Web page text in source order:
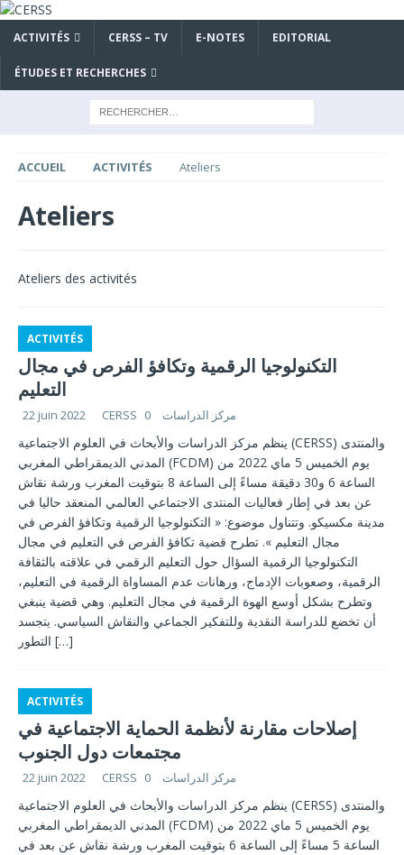
ACTIVITÉS CERSS – TV E-NOTES EDITORIAL
ÉTUDES ET RECHERCHES
ACCUEIL ACTIVITÉS Ateliers
Ateliers
Ateliers des activités
ACTIVITÉS
التكنولوجيا الرقمية وتكافؤ الفرص في مجال
التعليم
22 juin 2022 CERSS مركز الدراسات 0
ينظم مركز الدراسات والأبحاث في العلوم الاجتماعية (CERSS) والمنتدى
المدني الديمقراطي المغربي (FCDM) يوم الخميس 5 ماي 2022 من
الساعة 6 و30 دقيقة مساءً إلى الساعة 8 بتوقيت المغرب ورشة نقاش
عن بعد في إطار فعاليات المنتدى الاجتماعي العالمي المنعقد حاليا في
مدينة مكسيكو. وتتناول موضوع: « التكنولوجيا الرقمية وتكافؤ الفرص في
مجال التعليم ». تطرح قضية تكافؤ الفرص في التعليم في مجال
التكنولوجيا الرقمية السؤال حول التعليم الرقمي في علاقته بالثقافة
الرقمية، وصعوبات الإدماج، ورهانات عدم المساواة الرقمية في التعليم،
وتطرح بشكل أوسع الهوة الرقمية في مجال التعليم. وهي قضية ينبغي
أن تخضع للدراسة النقدية وللتفكير الجماعي والنقاش السياسي. يتجسد
[…]
ACTIVITÉS
إصلاحات مقارنة لأنظمة الحماية الاجتماعية في
مجتمعات دول الجنوب
22 juin 2022 CERSS مركز الدراسات 0
ينظم مركز الدراسات والأبحاث في العلوم الاجتماعية (CERSS) والمنتدى
المدني الديمقراطي المغربي (FCDM) يوم الخميس 5 ماي 2022 من
الساعة 5 مساءً إلى الساعة 6 بتوقيت المغرب ورشة نقاش عن بعد في